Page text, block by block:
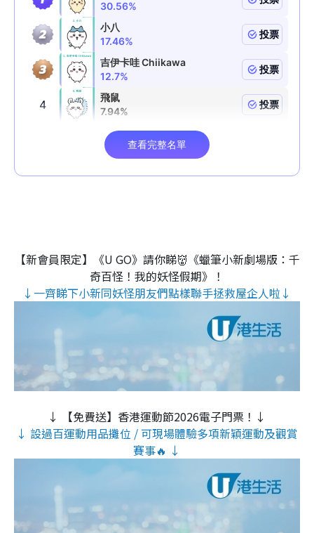
【新會員限定】《U GO》請你睇👹《蠟筆小新劇場版：千
奇百怪！我的妖怪假期》！
↓一齊睇下小新同妖怪朋友們點樣聯手拯救屋企人啦↓
↓ 【免費送】香港運動節2026電子門票！↓
↓ 設過百運動用品攤位 / 可現場體驗多項新穎運動及觀賞
賽事🔥 ↓